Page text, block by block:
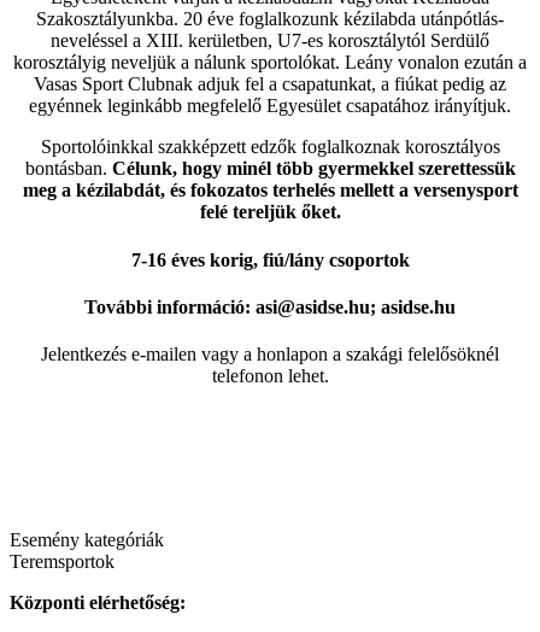
Szakosztályunkba. 20 éve foglalkozunk kézilabda utánpótlás-
neveléssel a XIII. kerületben, U7-es korosztálytól Serdülő
korosztályig neveljük a nálunk sportolókat. Leány vonalon ezután a
Vasas Sport Clubnak adjuk fel a csapatunkat, a fiúkat pedig az
egyénnek leginkább megfelelő Egyesület csapatához irányítjuk.
Sportolóinkkal szakképzett edzők foglalkoznak korosztályos
bontásban. Célunk, hogy minél több gyermekkel szerettessük
meg a kézilabdát, és fokozatos terhelés mellett a versenysport
felé tereljük őket.
7-16 éves korig, fiú/lány csoportok
További információ: asi@asidse.hu; asidse.hu
Jelentkezés e-mailen vagy a honlapon a szakági felelősöknél
telefonon lehet.
Esemény kategóriák
Teremsportok
Központi elérhetőség: